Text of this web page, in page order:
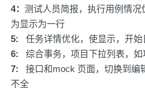
4： 测试人员简报，执行用例情
为显示为一行
5:
任务详情优化，使显示，开
6:
综合事务，项目下拉列表，
7: 接口和mock 页面，切换到编
不全